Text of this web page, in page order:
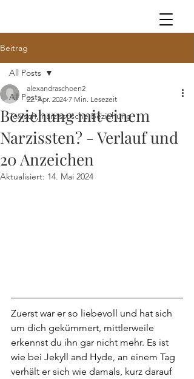
Beitrag
All Posts
Toxisch, narzisstische Beziehung
All Posts
Beziehung mit einem
Narzissten? - Verlauf und
20 Anzeichen
alexandraschoen2
22. Apr. 2024 7 Min. Lesezeit
Aktualisiert: 14. Mai 2024
Zuerst war er so liebevoll und hat sich
um dich gekümmert, mittlerweile
erkennst du ihn gar nicht mehr. Es ist
wie bei Jekyll and Hyde, an einem Tag
verhält er sich wie damals, kurz darauf